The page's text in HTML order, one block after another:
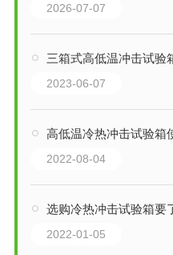
2026-07-07
三箱式高低温冲击试验
2023-06-07
高低温冷热冲击试验箱
2022-08-04
选购冷热冲击试验箱要
2022-01-05